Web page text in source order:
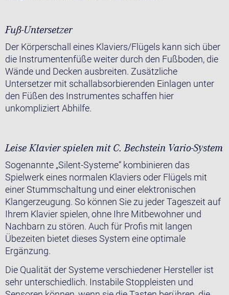
Fuß-Untersetzer
Der Körperschall eines Klaviers/Flügels kann sich über
die Instrumentenfüße weiter durch den Fußboden, die
Wände und Decken ausbreiten. Zusätzliche
Untersetzer mit schallabsorbierenden Einlagen unter
den Füßen des Instrumentes schaffen hier
unkompliziert Abhilfe.
Leise Klavier spielen mit C. Bechstein Vario-System
Sogenannte „Silent-Systeme“ kombinieren das
Spielwerk eines normalen Klaviers oder Flügels mit
einer Stummschaltung und einer elektronischen
Klangerzeugung. So können Sie zu jeder Tageszeit auf
Ihrem Klavier spielen, ohne Ihre Mitbewohner und
Nachbarn zu stören. Auch für Profis mit langen
Übezeiten bietet dieses System eine optimale
Ergänzung.
Die Qualität der Systeme verschiedener Hersteller ist
sehr unterschiedlich. Instabile Stoppleisten und